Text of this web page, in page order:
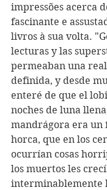
impressões acerca
fascinante e
livros à sua volta.
lecturas y las
permeaban una
definida, y desde
enteré de que el
noches de luna
mandrágora era un
horca, que en los
ocurrían cosas
los muertos les
interminablemente